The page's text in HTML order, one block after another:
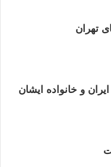
تهران
و خانواده ایشان